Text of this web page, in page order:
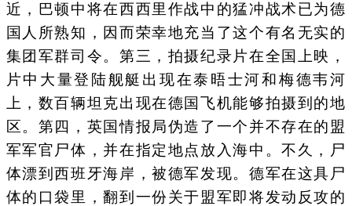
近，巴顿中将在西西里作战中的猛冲战术已为德
国人所熟知，因而荣幸地充当了这个有名无实的
集团军群司令。第三，拍摄纪录片在全国上映，
片中大量登陆舰艇出现在泰晤士河和梅德韦河
上，数百辆坦克出现在德国飞机能够拍摄到的地
区。第四，英国情报局伪造了一个并不存在的盟
军军官尸体，并在指定地点放入海中。不久，尸
体漂到西班牙海岸，被德军发现。德军在这具尸
体的口袋里，翻到一份关于盟军即将发动反攻的